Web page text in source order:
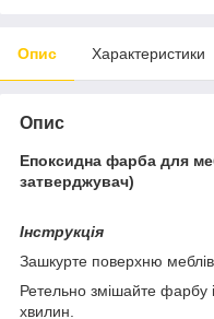
Опис Характеристики
Опис
Епоксидна фарба для
затверджувач)
Інструкція
Зашкурте поверхню
Ретельно змішайте фарбу
хвилин.